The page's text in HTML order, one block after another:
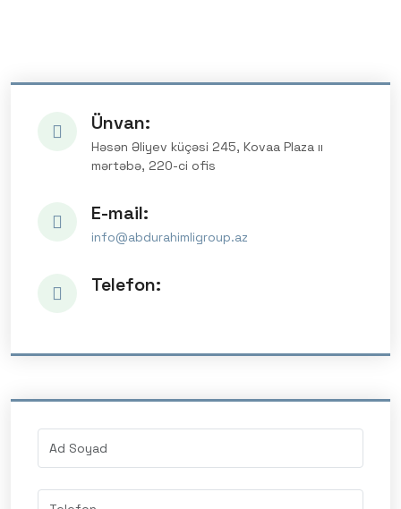
Ünvan:
Həsən Əliyev küçəsi 245, Kovaa Plaza ıı
mərtəbə, 220-ci ofis
E-mail:
info@abdurahimligroup.az
Telefon: